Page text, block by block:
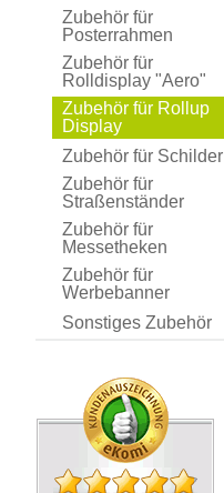
Zubehör für
Posterrahmen
Zubehör für
Rolldisplay "Aero"
Zubehör für Rollup
Display
Zubehör für Schilder
Zubehör für
Straßenständer
Zubehör für
Messetheken
Zubehör für
Werbebanner
Sonstiges Zubehör